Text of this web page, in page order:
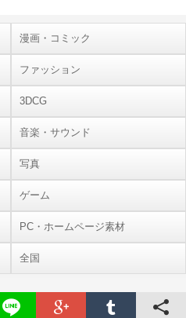
漫画・コミック
ファッション
3DCG
音楽・サウンド
写真
ゲーム
PC・ホームページ素材
全国